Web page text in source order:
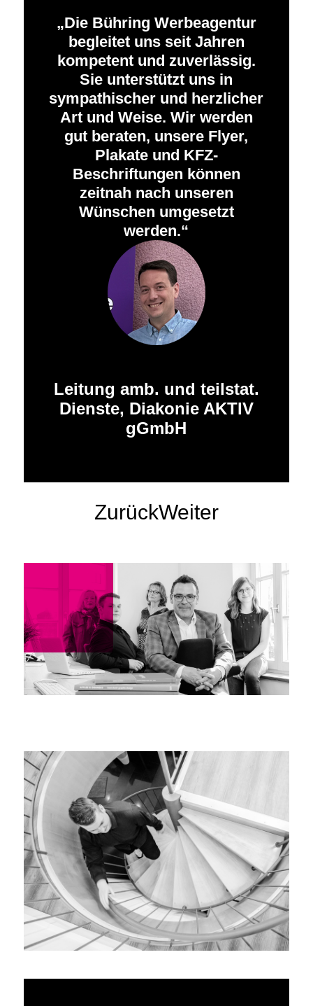
Die Bühring Werbeagentur
begleitet uns seit Jahren
kompetent und zuverlässig.
Sie unterstützt uns in
sympathischer und herzlicher
Art und Weise. Wir werden
gut beraten, unsere Flyer,
Plakate und KFZ-
Beschriftungen können
zeitnah nach unseren
Wünschen umgesetzt
werden.
Leitung amb. und teilstat.
Dienste, Diakonie AKTIV
gGmbH
ZurückWeiter